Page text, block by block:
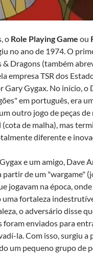
o Role Playing Game ou
no ano de 1974. O
& Dragons (também
empresa TSR dos
Gary Gygax. No início, o
em português, era
outro jogo de peças
de malha), mas
diferente e
e um amigo, Dave
partir de um "wargame"
jogavam na época,
fortaleza
o adversário disse
foram enviados para
la. Com isso, surgiu a
um pequeno grupo de